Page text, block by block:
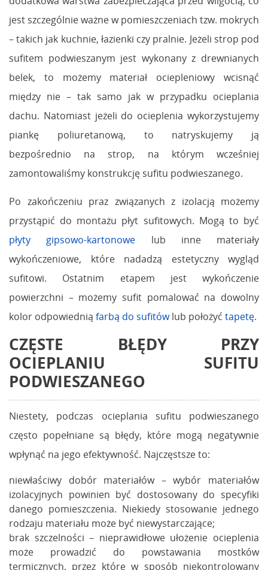
jest szczególnie ważne w pomieszczeniach tzw. mokrych
– takich jak kuchnie, łazienki czy pralnie. Jeżeli strop pod
sufitem podwieszanym jest wykonany z drewnianych
belek, to możemy materiał ociepleniowy wcisnąć
między nie – tak samo jak w przypadku ocieplania
dachu. Natomiast jeżeli do ocieplenia wykorzystujemy
piankę poliuretanową, to natryskujemy ją
bezpośrednio na strop, na którym wcześniej
zamontowaliśmy konstrukcję sufitu podwieszanego.
Po zakończeniu praz związanych z izolacją możemy
przystąpić do montażu płyt sufitowych. Mogą to być
płyty gipsowo-kartonowe lub inne materiały
wykończeniowe, które nadadzą estetyczny wygląd
sufitowi. Ostatnim etapem jest wykończenie
powierzchni – możemy sufit pomalować na dowolny
kolor odpowiednią farbą do sufitówlub położyć tapetę.
CZĘSTE BŁĘDY PRZY
OCIEPLANIU SUFITU
PODWIESZANEGO
Niestety, podczas ocieplania sufitu podwieszanego
często popełniane są błędy, które mogą negatywnie
wpłynąć na jego efektywność. Najczęstsze to:
niewłaściwy dobór materiałów – wybór materiałów
izolacyjnych powinien być dostosowany do specyfiki
danego pomieszczenia. Niekiedy stosowanie jednego
rodzaju materiału może być niewystarczające;
brak szczelności – nieprawidłowe ułożenie ocieplenia
może prowadzić do powstawania mostków
termicznych, przez które w sposób niekontrolowany